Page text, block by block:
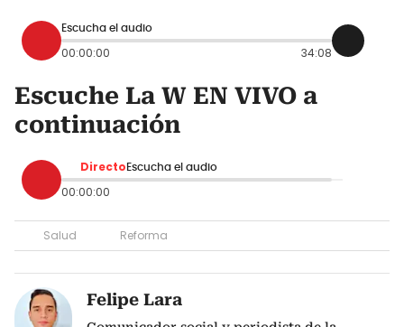
Escucha el audio
00:00:00 34:08
Escuche La W EN VIVO a
continuación
Directo Escucha el audio
00:00:00
Salud Reforma
Felipe Lara